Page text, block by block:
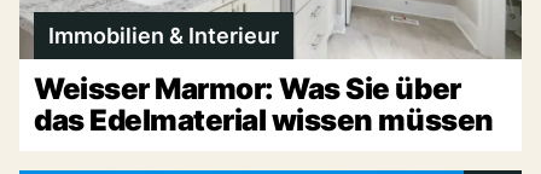
Immobilien & Interieur
Weisser Marmor: Was Sie über
das Edelmaterial wissen müssen